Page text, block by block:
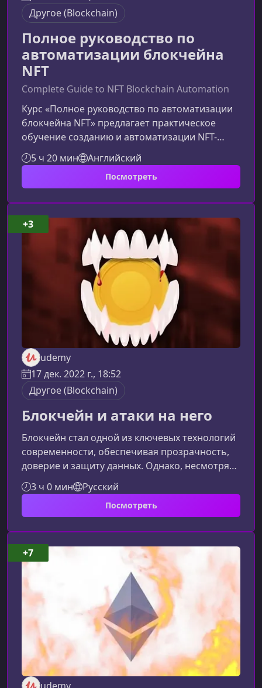
Другоe (Blockchain)
Полное руководство по
автоматизации блокчейна
NFT
Complete Guide to NFT Blockchain Automation
Курс «Полное руководство по автоматизации
блокчейна NFT» предлагает практическое
обучение созданию и автоматизации NFT-
проектов с помощью Python, Web3 py, Web3 js
и Solidity. Если вы хотите разобраться в
технологиях Web3 и освоить разработку
автоматизированных процессов на блокчейне
— этот курс станет оптимальной отправной
точкой.Что вы изучите в этом курсеКурс
охватывает ключевые инструменты и
технологии, нео
5 ч 20 мин Английский
Посмотреть
udemy
17 дек. 2022 г., 18:52
Другоe (Blockchain)
Блокчейн и атаки на него
Блокчейн стал одной из ключевых технологий
современности, обеспечивая прозрачность,
доверие и защиту данных. Однако, несмотря
на высокий уровень безопасности, блокчейн-
системы не застрахованы от уязвимостей.
Этот курс поможет понять, как работает
технология и какие угрозы могут ей угрожать,
чтобы вы могли осознанно и безопасно
использовать её в своей деятельности.О курсе
«Блокчейн и атаки на него»Курс предлагает
структурированное введение в ко
3 ч 0 мин Русский
Посмотреть
+3
+7